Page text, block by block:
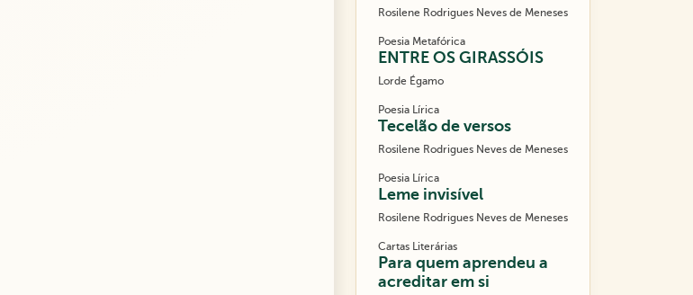
Rosilene Rodrigues Neves de Meneses
Poesia Metafórica
ENTRE OS GIRASSÓIS
Lorde Égamo
Poesia Lírica
Tecelão de versos
Rosilene Rodrigues Neves de Meneses
Poesia Lírica
Leme invisível
Rosilene Rodrigues Neves de Meneses
Cartas Literárias
Para quem aprendeu a
acreditar em si